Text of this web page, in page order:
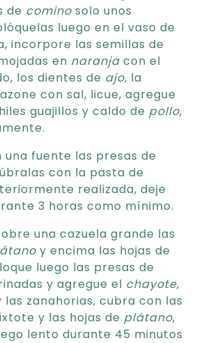
de comino solo unos
luego en el vaso de
incorpore las semillas de
en naranja con el
los dientes de ajo, la
con sal, licue, agregue
guajillos y caldo de pollo,
una fuente las presas de
con la pasta de
realizada, deje
3 horas como mínimo.
una cazuela grande las
y encima las hojas de
luego las presas de
y agregue el chayote,
las zanahorias, cubra con las
y las hojas de plátano,
lento durante 45 minutos